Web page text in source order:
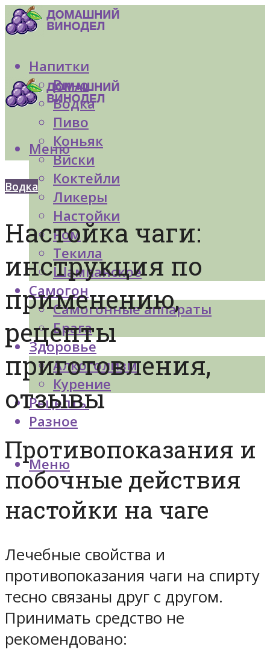
Напитки
Вино
Водка
Пиво
Коньяк
Виски
Коктейли
Ликеры
Настойки
Ром
Текила
Шампанское
Самогон
Самогонные аппараты
Брага
Здоровье
Алкоголизм
Курение
Рецепты
Разное
Меню
Меню
Водка
Настойка чаги:
инструкция по
применению,
рецепты
приготовления,
отзывы
Противопоказания и
побочные действия
настойки на чаге
Лечебные свойства и
противопоказания чаги на спирту
тесно связаны друг с другом.
Принимать средство не
рекомендовано: